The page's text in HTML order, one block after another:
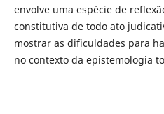
envolve uma espécie de
constitutiva de todo ato
mostrar as dificuldades para
no contexto da epistemologia